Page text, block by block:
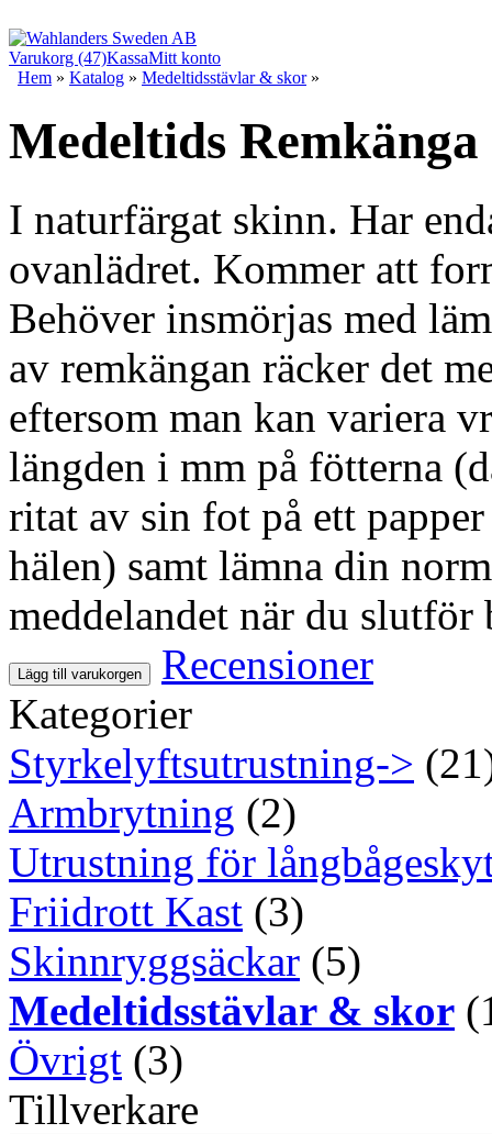
Varukorg (47)KassaMitt konto
Hem » Katalog » Medeltidsstävlar & skor»
Medeltids Remkänga
I naturfärgat skinn. Har
ovanlädret. Kommer att
Behöver insmörjas med
av remkängan räcker det
eftersom man kan variera
längden i mm på fötterna
ritat av sin fot på ett
hälen) samt lämna din
meddelandet när du slutför
Lägg till varukorgen
Recensioner
Kategorier
Styrkelyftsutrustning->
Armbrytning (2)
Utrustning för
Friidrott Kast (3)
Skinnryggsäckar (5)
Medeltidsstävlar & skor
Övrigt (3)
Tillverkare